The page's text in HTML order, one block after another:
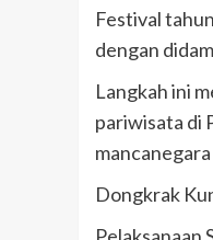
Festival
dengan
Langkah ini
pariwisata di
Dongkrak